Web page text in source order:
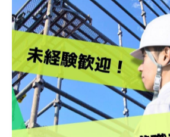
足場工事費を削減するためには、計
めて重要です。ライフサイクルコス
全体の修繕計画や維持管理計画に足
とで、無駄なコストの発生を防ぐこ
に、将来発生する複数回の修繕や改
ューリングがポイントとなります。
例えば、外壁塗装や屋根修繕など、